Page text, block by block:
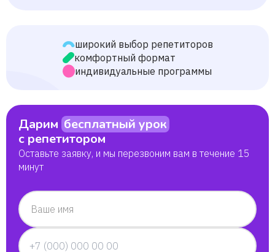
широкий выбор репетиторов
комфортный формат
индивидуальные программы
Дарим бесплатный урок
с репетитором
Оставьте заявку, и мы перезвоним вам в течение 15
минут
Ваше имя